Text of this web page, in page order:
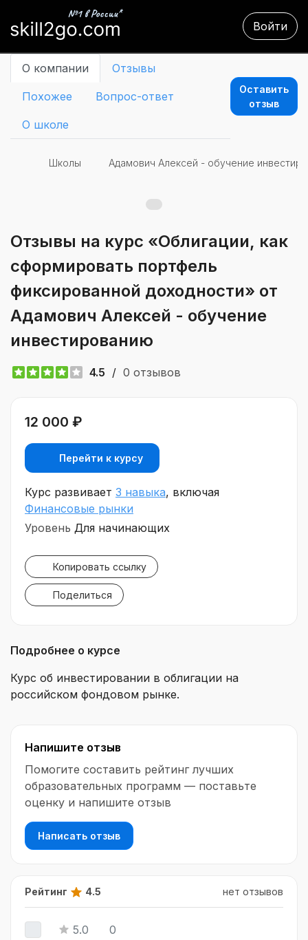
Войти
О компании Отзывы
Похожее Вопрос-ответ
О школе
Оставить
отзыв
Школы Адамович Алексей - обучение
Отзывы на курс «Облигации, как
сформировать портфель
фиксированной доходности» от
Адамович Алексей - обучение
инвестированию
4.5 / 0 отзывов
12 000 ₽
Перейти к курсу
Курс развивает 3 навыка, включая
Финансовые рынки
Уровень Для начинающих
Копировать ссылку
Поделиться
Подробнее о курсе
Курс об инвестировании в облигации на
российском фондовом рынке.
Напишите отзыв
Помогите составить рейтинг лучших
образовательных программ — поставьте
оценку и напишите отзыв
Написать отзыв
Рейтинг 4.5 нет отзывов
5.0 0